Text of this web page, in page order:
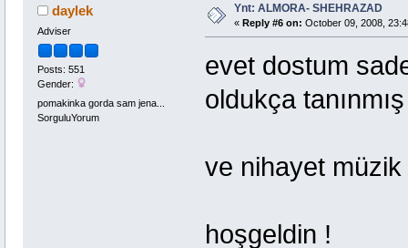
daylek
Adviser
Posts: 551
Gender:
pomakinka gorda sam jena...
SorguluYorum
Ynt: ALMORA- SHEHRAZAD
« Reply #6 on: October 09, 2008,
evet dostum
oldukça
ve nihayet
hoşgeldin !